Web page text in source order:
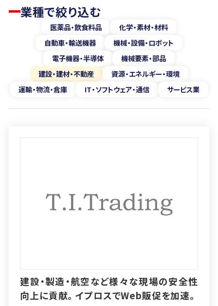
業種で絞り込む
医薬品・飲食料品
化学・素材・材料
自動車・輸送機器
機械・設備・ロボット
電子機器・半導体
機械要素・部品
建設・建材・不動産
資源・エネルギー・環境
運輸・物流・倉庫
IT・ソフトウェア・通信 サービス業
建設・製造・航空など様々な現場の安全性
向上に貢献。イプロスでWeb販促を加速。